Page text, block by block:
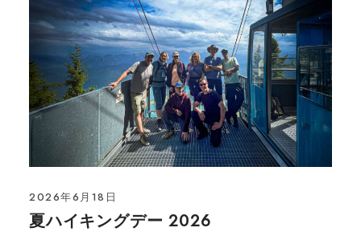
2026年6月18日
夏ハイキングデー 2026